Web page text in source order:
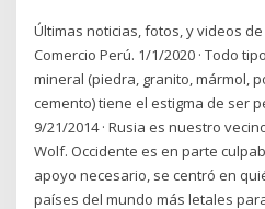
Últimas noticias, fotos, y videos
Comercio Perú. 1/1/2020 · Todo
mineral (piedra, granito, mármol,
cemento) tiene el estigma de ser
9/21/2014 · Rusia es nuestro
Wolf. Occidente es en parte
apoyo necesario, se centró en
países del mundo más letales